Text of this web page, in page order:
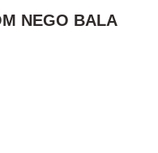
NEGO BALA